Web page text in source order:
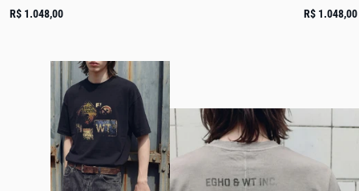
R$ 1.048,00
R$ 1.048,00